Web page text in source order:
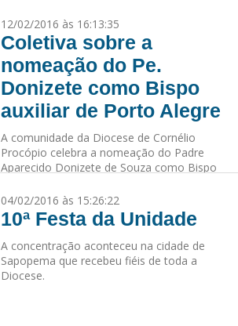
12/02/2016 às 16:13:35
Coletiva sobre a
nomeação do Pe.
Donizete como Bispo
auxiliar de Porto Alegre
A comunidade da Diocese de Cornélio
Procópio celebra a nomeação do Padre
Aparecido Donizete de Souza como Bispo
Manoel celebra a graça recebida pelo Padre
Donizete que atualmente exerce a função de
pá...
04/02/2016 às 15:26:22
10ª Festa da Unidade
A concentração aconteceu na cidade de
Sapopema que recebeu fiéis de toda a
Diocese.